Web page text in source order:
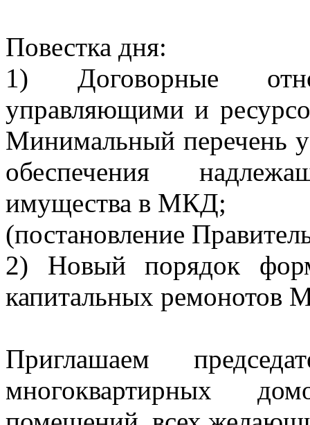
Повестка дня:
1) Договорные
управляющими и
Минимальный перечень
обеспечения
имущества в МКД;
(постановление
2) Новый порядок
капитальных ремонотов
Приглашаем
многоквартирных